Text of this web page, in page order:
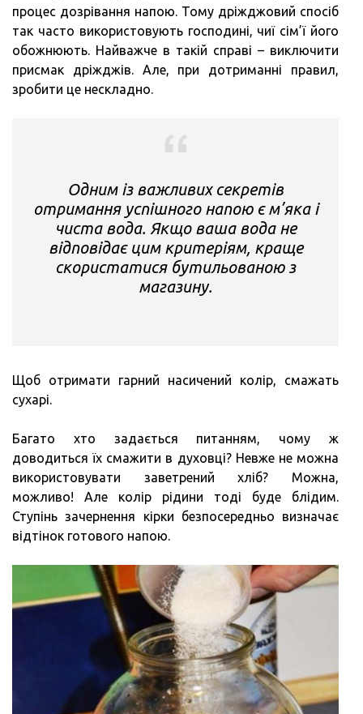
процес дозрівання напою. Тому дріжджовий спосіб
так часто використовують господині, чиї сім’ї його
обожнюють. Найважче в такій справі – виключити
присмак дріжджів. Але, при дотриманні правил,
зробити це нескладно.
Одним із важливих секретів
отримання успішного напою є м’яка і
чиста вода. Якщо ваша вода не
відповідає цим критеріям, краще
скористатися бутильованою з
магазину.
Щоб отримати гарний насичений колір, смажать
сухарі.
Багато хто задається питанням, чому ж
доводиться їх смажити в духовці? Невже не можна
використовувати заветрений хліб? Можна,
можливо! Але колір рідини тоді буде блідим.
Ступінь зачернення кірки безпосередньо визначає
відтінок готового напою.